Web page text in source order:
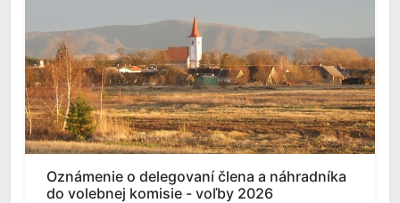
Oznámenie o delegovaní člena a náhradníka
do volebnej komisie - voľby 2026